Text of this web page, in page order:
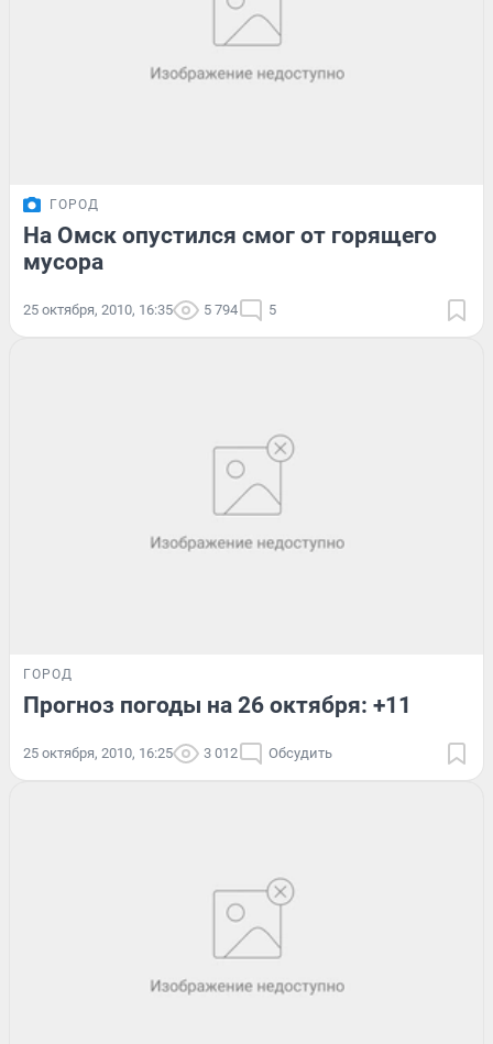
ГОРОД
На Омск опустился смог от горящего
мусора
25 октября, 2010, 16:35 5 794 5
ГОРОД
Прогноз погоды на 26 октября: +11
25 октября, 2010, 16:25 3 012 Обсудить